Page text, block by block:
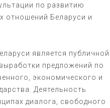
по развитию
отношений Беларуси и
является публичной
предложений по
экономического и
Деятельность
диалога, свободного